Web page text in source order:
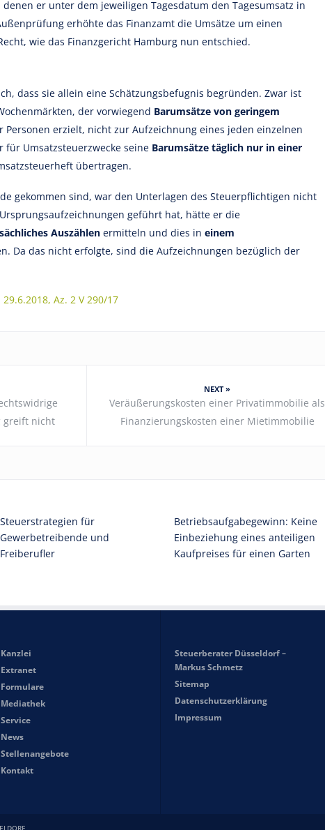
er unter dem jeweiligen Tagesdatum den Tagesumsatz in
erhöhte das Finanzamt die Umsätze um einen
wie das Finanzgericht Hamburg nun entschied.
dass sie allein eine Schätzungsbefugnis begründen. Zwar ist
der vorwiegend Barumsätze von geringem
erzielt, nicht zur Aufzeichnung eines jeden einzelnen
für Umsatzsteuerzwecke seine Barumsätze täglich nur in einer
übertragen.
gekommen sind, war den Unterlagen des Steuerpflichtigen nicht
geführt hat, hätte er die
Auszählen ermitteln und dies in einem
Da das nicht erfolgte, sind die Aufzeichnungen bezüglich der
Az. 2 V 290/17
greift nicht
NEXT »
Veräußerungskosten einer Privatimmobilie als
Finanzierungskosten einer Mietimmobilie
Steuerstrategien für
Gewerbetreibende und
Freiberufler
Betriebsaufgabegewinn: Keine
Einbeziehung eines anteiligen
Kaufpreises für einen Garten
Kanzlei
Extranet
Formulare
Mediathek
Service
News
Stellenangebote
Kontakt
Steuerberater Düsseldorf –
Markus Schmetz
Sitemap
Datenschutzerklärung
Impressum